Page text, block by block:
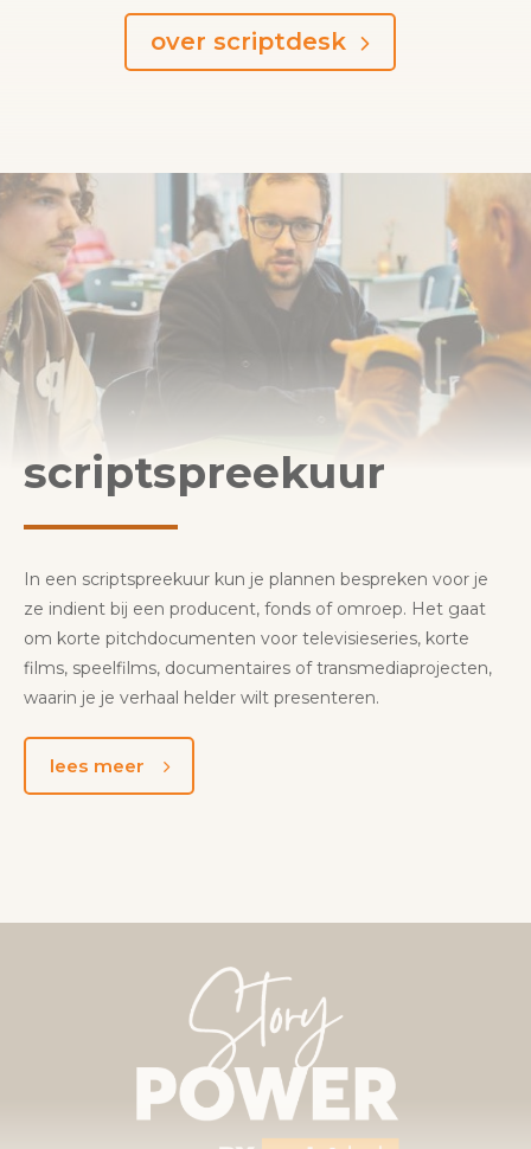
over scriptdesk
scriptspreekuur
In een scriptspreekuur kun je plannen bespreken voor je
ze indient bij een producent, fonds of omroep. Het gaat
om korte pitchdocumenten voor televisieseries, korte
films, speelfilms, documentaires of transmediaprojecten,
waarin je je verhaal helder wilt presenteren.
lees meer